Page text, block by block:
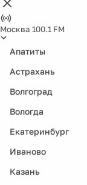
Москва 100.1 FM
Апатиты
Астрахань
Волгоград
Вологда
Екатеринбург
Иваново
Казань